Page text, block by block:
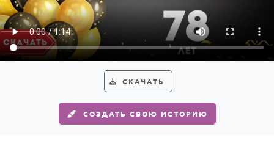
СКАЧАТЬ
СОЗДАТЬ СВОЮ ИСТОРИЮ